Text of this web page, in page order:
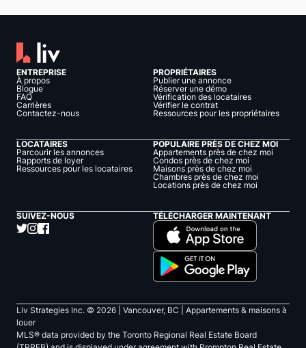
ENTREPRISE
À propos
Blogue
FAQ
Carrières
Contactez-nous
PROPRIÉTAIRES
Publier une annonce
Réserver une démo
Vérification des locataires
Vérifier le contrat
Ressources pour les propriétaires
LOCATAIRES
Parcourir les annonces
Rapports de loyer
Ressources pour les locataires
POPULAIRE PRÈS DE CHEZ MOI
Appartements près de chez moi
Condos près de chez moi
Maisons près de chez moi
Chambres près de chez moi
Locations près de chez moi
SUIVEZ-NOUS TÉLÉCHARGER MAINTENANT
Liv Strategies Inc. © 2026 | Vancouver, BC |
Appartements & maisons à
louer
MLS® data provided by the Toronto Regional Real Estate Board